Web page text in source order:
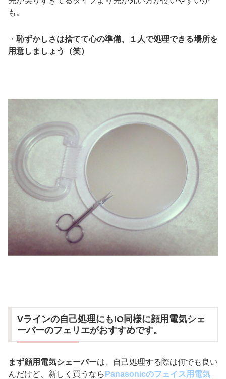
も。
・ 恥ずかしさは捨てて心の準備、１人で処理できる場所を
用意しましょう（笑）
Vラインの自己処理にもIO同様に顔用電気シェ
ーバーのフェリエがおすすめです。
まず顔用電気シェーバーは、自己処理する際は何でも良い
んだけど、新しく買うなら Panasonicのフェイス用電気